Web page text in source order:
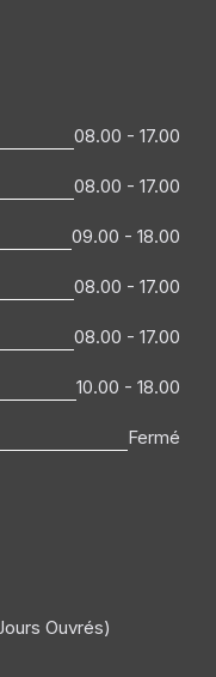
08.00 - 17.00
08.00 - 17.00
09.00 - 18.00
08.00 - 17.00
08.00 - 17.00
10.00 - 18.00
Fermé
Ouvrés)